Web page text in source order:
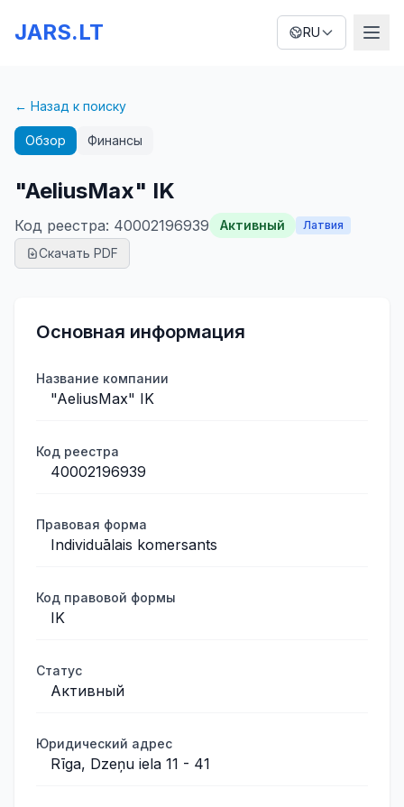
JARS.LT RU
← Назад к поиску
Обзор Финансы
"AeliusMax" IK
Код реестра: 40002196939 Активный Латвия
Скачать PDF
Основная информация
Название компании
"AeliusMax" IK
Код реестра
40002196939
Правовая форма
Individuālais komersants
Код правовой формы
IK
Статус
Активный
Юридический адрес
Rīga, Dzeņu iela 11 - 41